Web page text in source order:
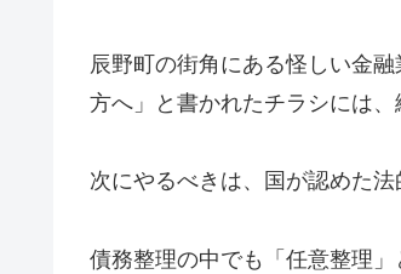
辰野町の街角にある怪しい金
方へ」と書かれたチラシには、
次にやるべきは、国が認めた
債務整理の中でも「任意整理